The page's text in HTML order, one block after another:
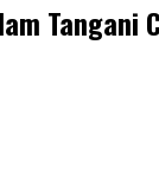
Tangani